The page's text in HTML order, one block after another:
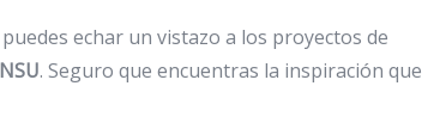
echar un vistazo a los proyectos de
. Seguro que encuentras la inspiración que